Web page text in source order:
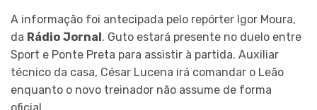
A informação foi antecipada pelo repórter Igor Moura,
da Rádio Jornal. Guto estará presente no duelo entre
Sport e Ponte Preta para assistir à partida. Auxiliar
técnico da casa, César Lucena irá comandar o Leão
enquanto o novo treinador não assume de forma